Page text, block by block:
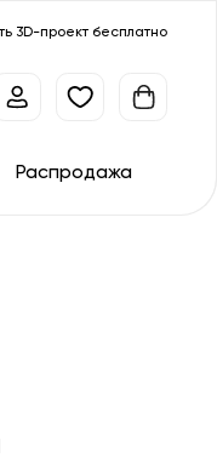
3D-проект бесплатно
Распродажа